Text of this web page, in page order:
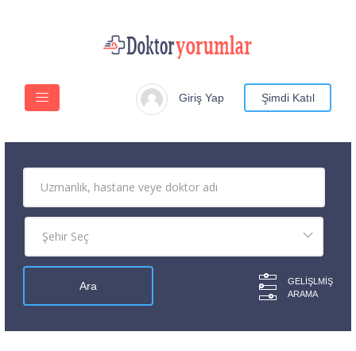
Giriş Yap Şimdi Katıl
GELIŞLMIŞ
ARAMA